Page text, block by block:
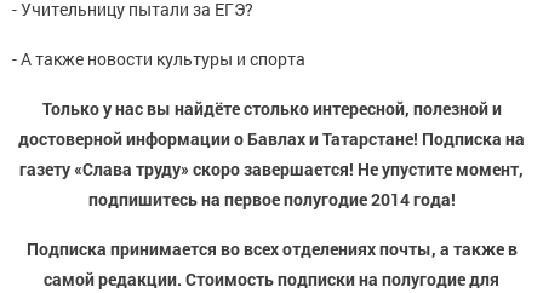
- Учительницу пытали за ЕГЭ?
- А также новости культуры и спорта
Только у нас вы найдёте столько интересной, полезной и
достоверной информации о Бавлах и Татарстане! Подписка на
газету «Слава труду» скоро завершается! Не упустите момент,
подпишитесь на первое полугодие 2014 года!
Подписка принимается во всех отделениях почты, а также в
самой редакции. Стоимость подписки на полугодие для